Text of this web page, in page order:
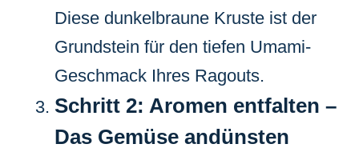
Diese dunkelbraune Kruste ist der
Grundstein für den tiefen Umami-
Geschmack Ihres Ragouts.
Schritt 2: Aromen entfalten –
Das Gemüse andünsten